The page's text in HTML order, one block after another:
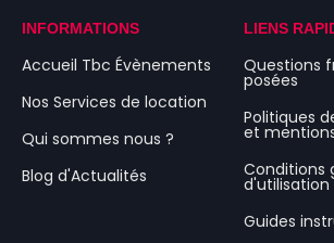
INFORMATIONS
Accueil Tbc Évènements
Nos Services de location
Qui sommes nous ?
Blog d'Actualités
LIENS
Questions
posées
Politiques
et
Conditions
d'utilisation
Guides